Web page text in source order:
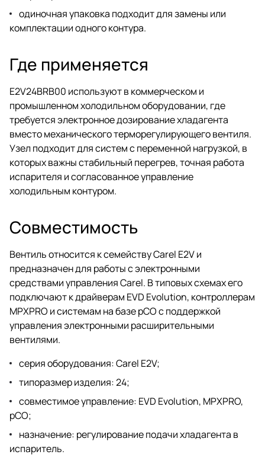
одиночная упаковка подходит для замены или
комплектации одного контура.
Где применяется
E2V24BRB00 используют в коммерческом и
промышленном холодильном оборудовании, где
требуется электронное дозирование хладагента
вместо механического терморегулирующего вентиля.
Узел подходит для систем с переменной нагрузкой, в
которых важны стабильный перегрев, точная работа
испарителя и согласованное управление
холодильным контуром.
Совместимость
Вентиль относится к семейству Carel E2V и
предназначен для работы с электронными
средствами управления Carel. В типовых схемах его
подключают к драйверам EVD Evolution, контроллерам
MPXPRO и системам на базе pCO с поддержкой
управления электронными расширительными
вентилями.
серия оборудования: Carel E2V;
типоразмер изделия: 24;
совместимое управление: EVD Evolution, MPXPRO,
pCO;
назначение: регулирование подачи хладагента в
испаритель.